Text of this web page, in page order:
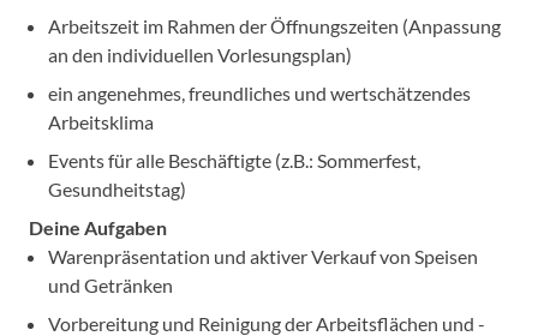
Arbeitszeit im Rahmen der Öffnungszeiten (Anpassung
an den individuellen Vorlesungsplan)
ein angenehmes, freundliches und wertschätzendes
Arbeitsklima
Events für alle Beschäftigte (z.B.: Sommerfest,
Gesundheitstag)
Deine Aufgaben
Warenpräsentation und aktiver Verkauf von Speisen
und Getränken
Vorbereitung und Reinigung der Arbeitsflächen und -